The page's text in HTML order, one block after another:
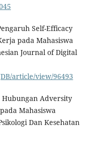
Self-Efficacy
pada Mahasiswa
Journal of Digital
article/view/96493
Hubungan Adversity
Mahasiswa
Dan Kesehatan